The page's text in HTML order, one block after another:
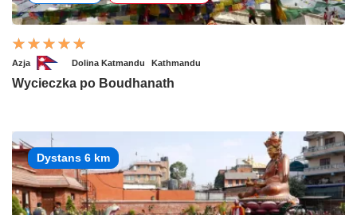
Azja Dolina Katmandu Kathmandu
Wycieczka po Boudhanath
Dystans 6 km